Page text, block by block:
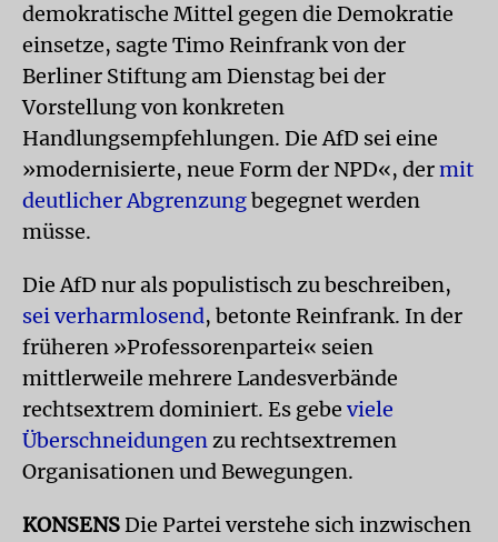
demokratische Mittel gegen die Demokratie
einsetze, sagte Timo Reinfrank von der
Berliner Stiftung am Dienstag bei der
Vorstellung von konkreten
Handlungsempfehlungen. Die AfD sei eine
»modernisierte, neue Form der NPD«, dermit
deutlicher Abgrenzungbegegnet werden
müsse.
Die AfD nur als populistisch zu beschreiben,
sei verharmlosend, betonte Reinfrank. In der
früheren »Professorenpartei« seien
mittlerweile mehrere Landesverbände
rechtsextrem dominiert. Es gebe viele
Überschneidungenzu rechtsextremen
Organisationen und Bewegungen.
KONSENSDie Partei verstehe sich inzwischen